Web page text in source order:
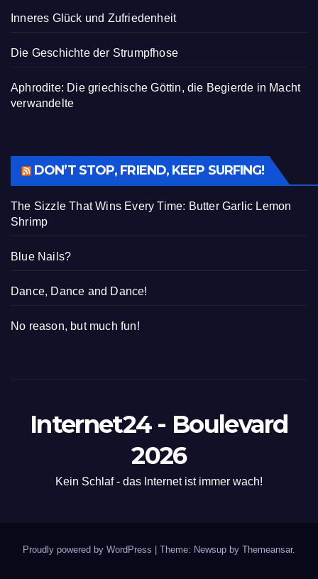
Inneres Glück und Zufriedenheit
Die Geschichte der Strumpfhose
Aphrodite: Die griechische Göttin, die Begierde in Macht
verwandelte
DON’T STOP, FRIEND, KEEP SURFING!
The Sizzle That Wins Every Time: Butter Garlic Lemon
Shrimp
Blue Nails?
Dance, Dance and Dance!
No reason, but much fun!
Internet24 - Boulevard
2026
Kein Schlaf - das Internet ist immer wach!
Proudly powered by WordPress | Theme: Newsup by Themeansar.